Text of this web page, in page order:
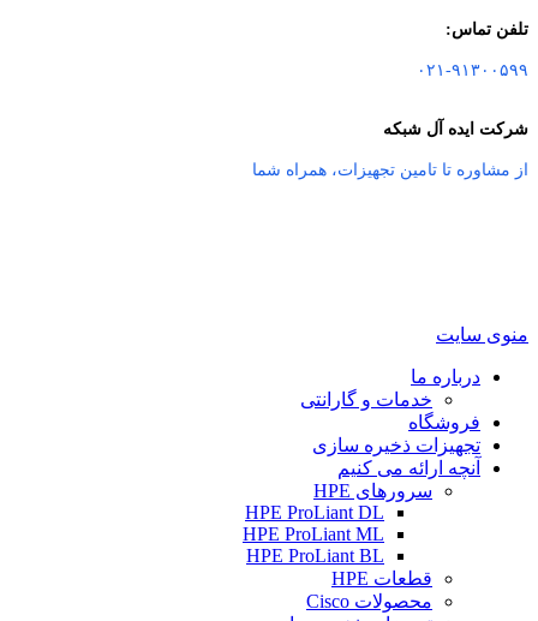
تلفن تماس:
۰۲۱-۹۱۳۰۰۵۹۹
شرکت ایده آل شبکه
از مشاوره تا تامین تجهیزات، همراه شما
منوی سایت
درباره ما
خدمات و گارانتی
فروشگاه
تجهیزات ذخیره سازی
آنچه ارائه می کنیم
سرورهای HPE
HPE ProLiant DL
HPE ProLiant ML
HPE ProLiant BL
قطعات HPE
محصولات Cisco